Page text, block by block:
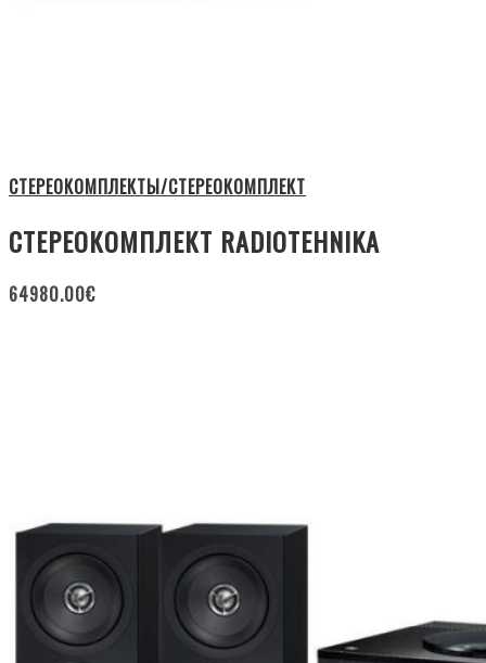
СТЕРЕОКОМПЛЕКТЫ/СТЕРЕОКОМПЛЕКТ
СТЕРЕОКОМПЛЕКТ RADIOTEHNIKA
64980.00€